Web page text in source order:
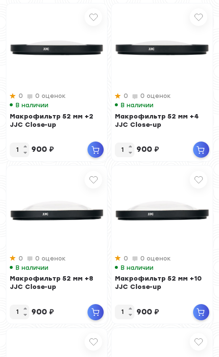
0
0 оценок
В наличии
Макрофильтр 52 мм +2
JJC Close-up
900 ₽
0
0 оценок
В наличии
Макрофильтр 52 мм +4
JJC Close-up
900 ₽
0
0 оценок
В наличии
Макрофильтр 52 мм +8
JJC Close-up
900 ₽
0
0 оценок
В наличии
Макрофильтр 52 мм +10
JJC Close-up
900 ₽